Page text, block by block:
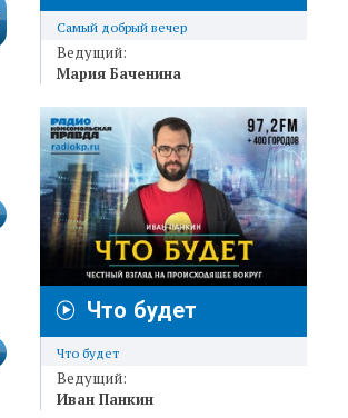
Самый добрый вечер
Ведущий:
Мария Баченина
Что будет
Что будет
Ведущий:
Иван Панкин